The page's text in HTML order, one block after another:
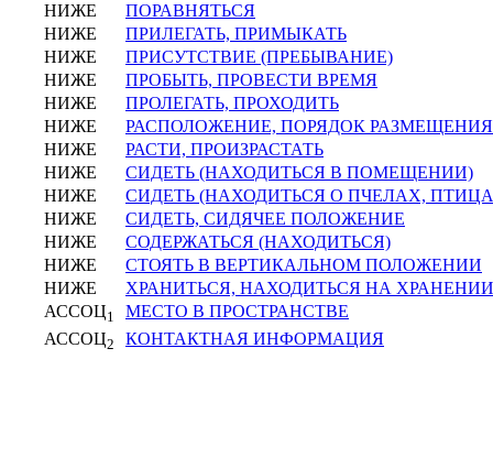
НИЖЕ
ПОРАВНЯТЬСЯ
НИЖЕ
ПРИЛЕГАТЬ, ПРИМЫКАТЬ
НИЖЕ
ПРИСУТСТВИЕ (ПРЕБЫВАНИЕ)
НИЖЕ
ПРОБЫТЬ, ПРОВЕСТИ ВРЕМЯ
НИЖЕ
ПРОЛЕГАТЬ, ПРОХОДИТЬ
НИЖЕ
РАСПОЛОЖЕНИЕ, ПОРЯДОК РАЗМЕЩЕНИЯ
НИЖЕ
РАСТИ, ПРОИЗРАСТАТЬ
НИЖЕ
СИДЕТЬ (НАХОДИТЬСЯ В ПОМЕЩЕНИИ)
НИЖЕ
СИДЕТЬ (НАХОДИТЬСЯ О ПЧЕЛАХ,
НИЖЕ
СИДЕТЬ, СИДЯЧЕЕ ПОЛОЖЕНИЕ
НИЖЕ
СОДЕРЖАТЬСЯ (НАХОДИТЬСЯ)
НИЖЕ
СТОЯТЬ В ВЕРТИКАЛЬНОМ ПОЛОЖЕНИИ
НИЖЕ
ХРАНИТЬСЯ, НАХОДИТЬСЯ НА ХРАНЕНИИ
АССОЦ1
МЕСТО В ПРОСТРАНСТВЕ
АССОЦ2 КОНТАКТНАЯ ИНФОРМАЦИЯ